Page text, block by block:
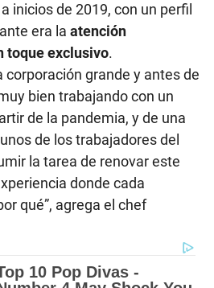
inicios de 2019, con un perfil
era la atención
toque exclusivo.
corporación grande y antes de
bien trabajando con un
de la pandemia, y de una
de los trabajadores del
la tarea de renovar este
donde cada
qué”, agrega el chef